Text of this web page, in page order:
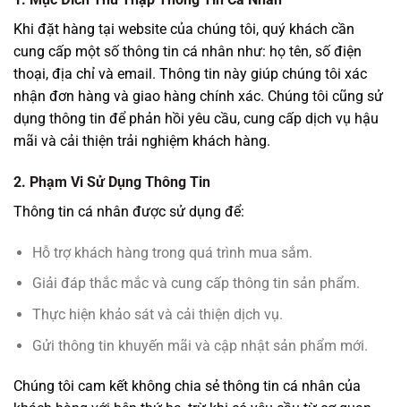
Khi đặt hàng tại website của chúng tôi, quý khách cần
cung cấp một số thông tin cá nhân như: họ tên, số điện
thoại, địa chỉ và email. Thông tin này giúp chúng tôi xác
nhận đơn hàng và giao hàng chính xác. Chúng tôi cũng sử
dụng thông tin để phản hồi yêu cầu, cung cấp dịch vụ hậu
mãi và cải thiện trải nghiệm khách hàng.
2. Phạm Vi Sử Dụng Thông Tin
Thông tin cá nhân được sử dụng để:
Hỗ trợ khách hàng trong quá trình mua sắm.
Giải đáp thắc mắc và cung cấp thông tin sản phẩm.
Thực hiện khảo sát và cải thiện dịch vụ.
Gửi thông tin khuyến mãi và cập nhật sản phẩm mới.
Chúng tôi cam kết không chia sẻ thông tin cá nhân của